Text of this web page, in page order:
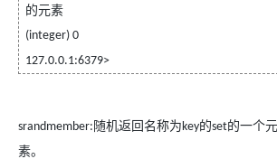
的元素
(integer) 0
127.0.0.1:6379>
srandmember: 随机返回名称为 key的set的一个
素。